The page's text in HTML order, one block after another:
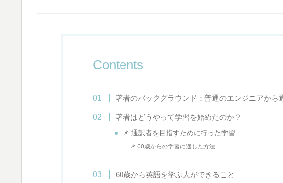
Contents
著者のバックグラウンド：普通のエンジニアから
著者はどうやって学習を始めたのか？
📌 通訳者を目指すために行った学習
📌 60歳からの学習に適した方法
60歳から英語を学ぶ人ができること